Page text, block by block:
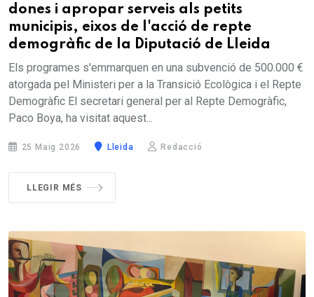
dones i apropar serveis als petits
municipis, eixos de l'acció de repte
demogràfic de la Diputació de Lleida
Els programes s'emmarquen en una subvenció de 500.000 €
atorgada pel Ministeri per a la Transició Ecològica i el Repte
Demogràfic El secretari general per al Repte Demogràfic,
Paco Boya, ha visitat aquest...
25 Maig 2026 Lleida Redacció
LLEGIR MÉS